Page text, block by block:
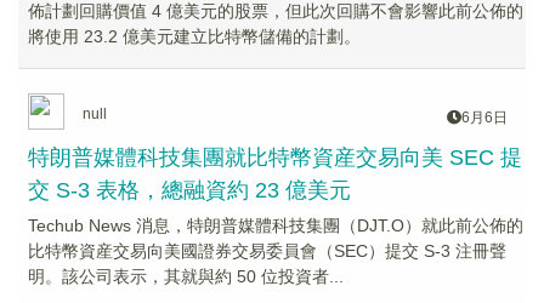
佈計劃回購價值 4 億美元的股票，但此次回購不會影響此前公佈的
將使用 23.2 億美元建立比特幣儲備的計劃。
null 6月6日
特朗普媒體科技集團就比特幣資産交易向美 SEC 提
交 S-3 表格，總融資約 23 億美元
Techub News 消息，特朗普媒體科技集團（DJT.O）就此前公佈的
比特幣資産交易向美國證券交易委員會（SEC）提交 S-3 注冊聲
明。該公司表示，其就與約 50 位投資者...